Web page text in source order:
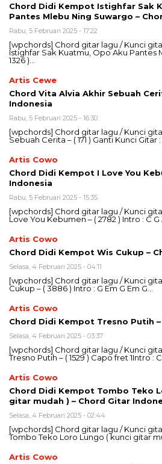
Chord Didi Kempot Istighfar Sak
Pantes Mlebu Ning Suwargo –
Rabu, 5 Februari 2025 - 17:22
[wpchords] Chord gitar lagu / Kunci
Istighfar Sak Kuatmu, Opo Aku Pantes
1326 )…
Artis Cewe
Chord Vita Alvia Akhir Sebuah
Indonesia
Rabu, 5 Februari 2025 - 16:30
[wpchords] Chord gitar lagu / Kunci
Sebuah Cerita – ( 171 ) Ganti Kunci Gitar :
Artis Cowo
Chord Didi Kempot I Love You
Indonesia
Rabu, 5 Februari 2025 - 15:35
[wpchords] Chord gitar lagu / Kunci
Love You Kebumen – ( 2782 ) Intro : C
Artis Cowo
Chord Didi Kempot Wis Cukup –
Selasa, 4 Februari 2025 - 04:11
[wpchords] Chord gitar lagu / Kunci
Cukup – ( 3886 ) Intro : G Em G Em G…
Artis Cowo
Chord Didi Kempot Tresno Putih
Selasa, 4 Februari 2025 - 03:37
[wpchords] Chord gitar lagu / Kunci
Tresno Putih – ( 1529 ) Capo fret 1Intro :
Artis Cowo
Chord Didi Kempot Tombo Teko
gitar mudah ) – Chord Gitar
Selasa, 4 Februari 2025 - 02:44
[wpchords] Chord gitar lagu / Kunci
Tombo Teko Loro Lungo ( kunci gitar
Artis Cowo